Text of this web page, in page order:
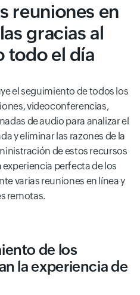
reuniones en
gracias al
todo el día
el seguimiento de todos los
videoconferencias,
de audio para analizar el
y eliminar las razones de la
de estos recursos
perfecta de los
varias reuniones en línea y
remotas.
de los
la experiencia de